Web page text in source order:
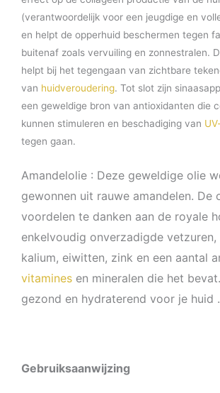
(verantwoordelijk voor een jeugdige en
en helpt de opperhuid beschermen tegen
buitenaf zoals vervuiling en zonnestralen.
helpt bij het tegengaan van zichtbare
van huidveroudering. Tot slot zijn
een geweldige bron van antioxidanten die
kunnen stimuleren en beschadiging van
tegen gaan.
Amandelolie : Deze geweldige olie
gewonnen uit rauwe amandelen. De
voordelen te danken aan de royale
enkelvoudig onverzadigde vetzuren,
kalium, eiwitten, zink en een aantal
vitamines en mineralen die het
gezond en hydraterend voor je huid .
Gebruiksaanwijzing